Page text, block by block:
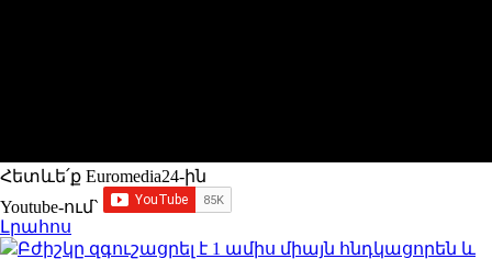
Հետևե՛ք Euromedia24-ին
Youtube-ում`
Լրահոս
Բժիշկը զգուշացրել է 1 ամիս միայն հնդկացորեն և